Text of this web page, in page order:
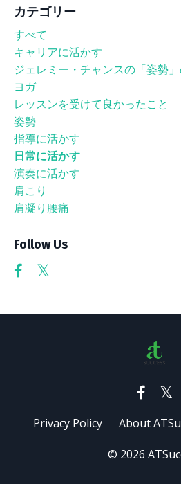
カテゴリー
すべて
キャリアに活かす
ジェレミー・チャンスの「姿勢
ヨガ
レッスンを受けて良かったこと
姿勢
指導に活かす
日常に活かす
演奏に活かす
肩こり
肩凝り腰痛
Follow Us
Privacy Policy About
© 2026